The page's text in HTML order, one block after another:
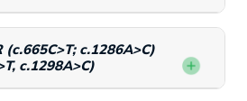
(c.665C>T; c.1286A>C)
c.1298A>C)